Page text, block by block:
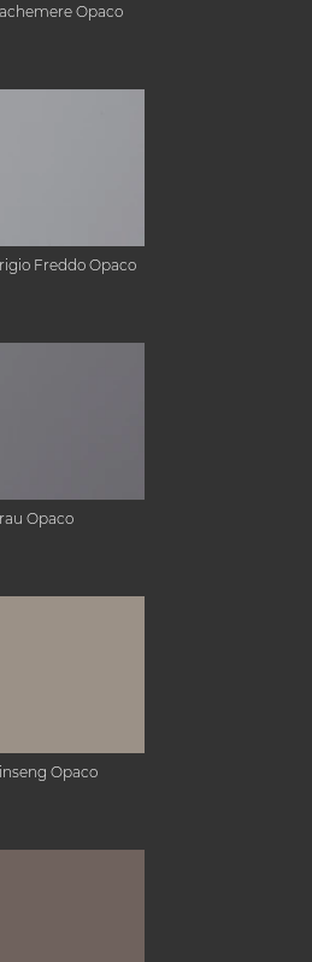
Opaco
Freddo Opaco
Opaco
Opaco